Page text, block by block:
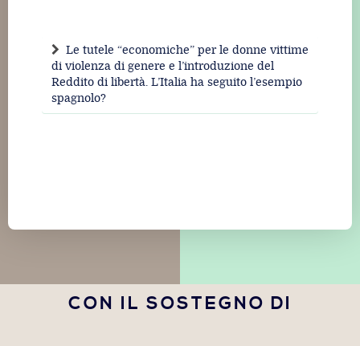
Le tutele “economiche” per le donne vittime
di violenza di genere e l’introduzione del
Reddito di libertà. L’Italia ha seguito l’esempio
spagnolo?
CON IL SOSTEGNO DI